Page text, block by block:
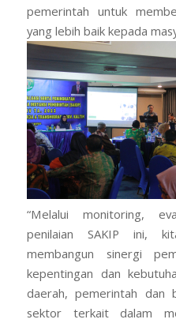
pemerintah untuk
yang lebih baik kepada
“Melalui monitoring,
penilaian SAKIP ini,
membangun sinergi
kepentingan dan
daerah, pemerintah dan
sektor terkait dalam